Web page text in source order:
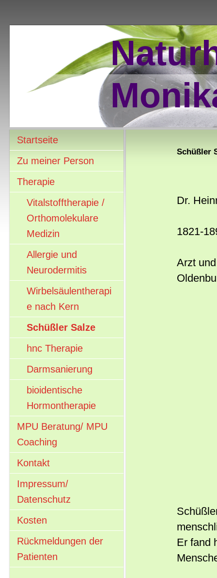
Startseite
Zu meiner Person
Therapie
Vitalstofftherapie /
Orthomolekulare
Medizin
Allergie und
Neurodermitis
Wirbelsäulentherapi
e nach Kern
Schüßler Salze
hnc Therapie
Darmsanierung
bioidentische
Hormontherapie
MPU Beratung/ MPU
Coaching
Kontakt
Impressum/
Datenschutz
Kosten
Rückmeldungen der
Patienten
Schüßler
Dr.
1821-
Arzt
Er fand